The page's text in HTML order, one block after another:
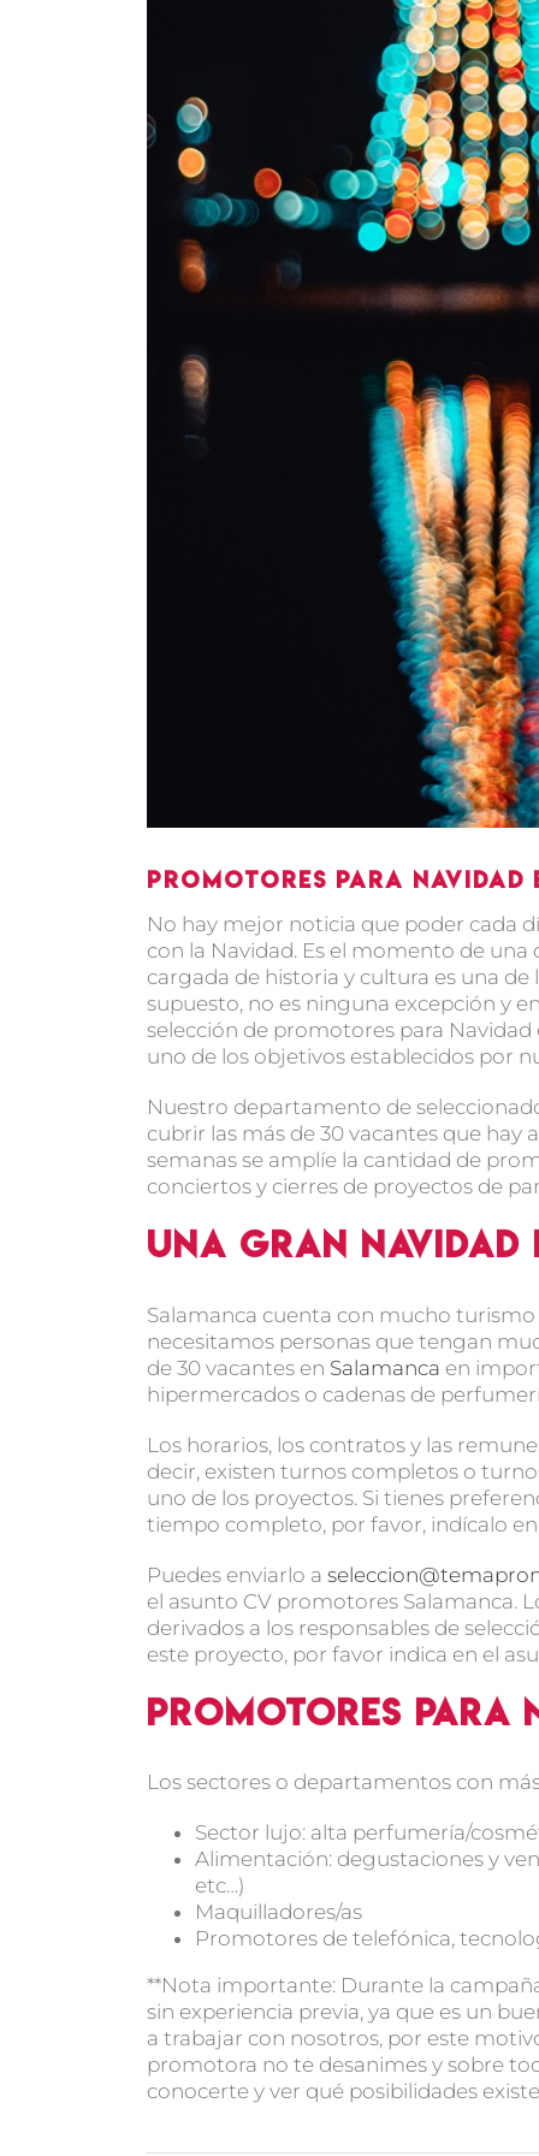
Promotores para Navidad
No hay mejor noticia que poder cada
con la Navidad. Es el momento de una
cargada de historia y cultura es una
supuesto, no es ninguna excepción y
selección de promotores para
uno de los objetivos establecidos por
Nuestro departamento de
cubrir las más de 30 vacantes que hay
semanas se amplíe la cantidad de
conciertos y cierres de proyectos de
Una gran Navidad
Salamanca cuenta con mucho
necesitamos personas que tengan
de 30 vacantes en Salamanca en
hipermercados o cadenas de
Los horarios, los contratos y las
decir, existen turnos completos o
uno de los proyectos. Si tienes
tiempo completo, por favor, indícalo
Puedes enviarlo a
el asunto CV promotores Salamanca.
derivados a los responsables de
este proyecto, por favor indica en el
Promotores para
Los sectores o departamentos con
Sector lujo: alta perfumería/
Alimentación: degustaciones y
etc…)
Maquilladores/as
Promotores de telefónica,
**Nota importante: Durante la
sin experiencia previa, ya que es un
a trabajar con nosotros, por este
promotora no te desanimes y sobre
conocerte y ver qué posibilidades